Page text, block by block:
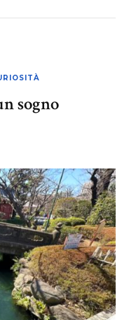
sogno